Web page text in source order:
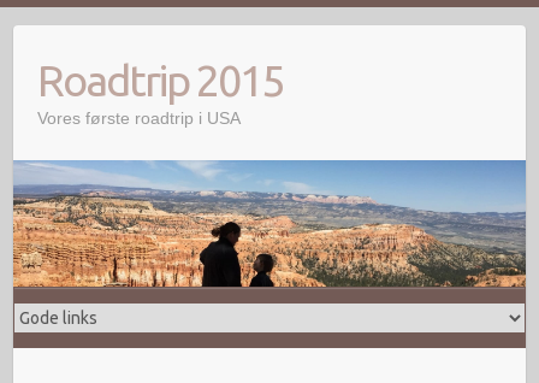
contentRoadtrip 2015
Vores første roadtrip i USA